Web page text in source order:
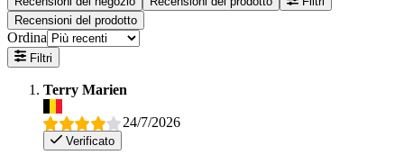
Recensioni del prodotto
Ordina
Filtri
Terry Marien
24/7/2026
Verificato